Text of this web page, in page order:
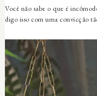
Você não sabe o que é
digo isso com uma convicção